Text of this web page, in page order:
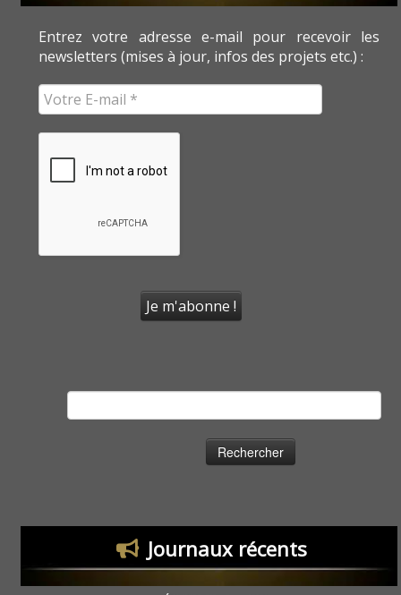
Entrez votre adresse e-mail pour recevoir les
newsletters (mises à jour, infos des projets etc.) :
Journaux récents